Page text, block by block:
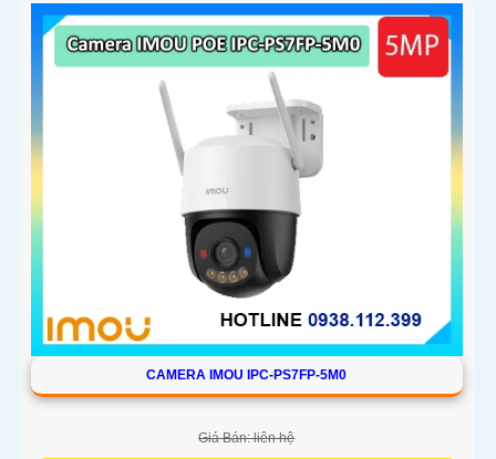
lắp đặt tại nhà, văn phòng hoặc cửa hàng, bảo vệ an ninh
hiệu quả
CAMERA IMOU IPC-PS7FP-5M0
Giá Bán: liên hệ